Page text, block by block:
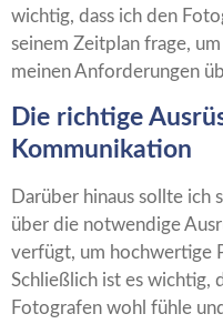
wichtig, dass ich den
seinem Zeitplan frage,
meinen Anforderungen
Die richtige
Kommunikation
Darüber hinaus sollte ich
über die notwendige
verfügt, um hochwertige
Schließlich ist es wichtig,
Fotografen wohl fühle